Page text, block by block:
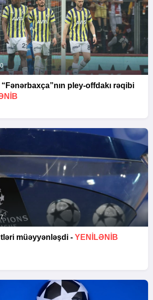
pley-offdakı rəqibi
müəyyənləşdi - YENİLƏNİB